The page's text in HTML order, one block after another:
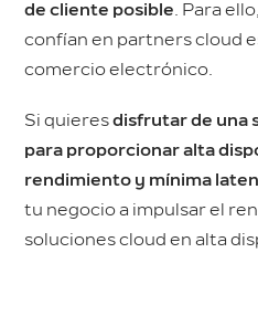
de cliente posible. Para
confían en partners cloud
comercio electrónico.
Si quieresdisfrutar de una
para proporcionar alta
rendimiento y mínima
tu negocio a impulsar el
soluciones cloud en alta